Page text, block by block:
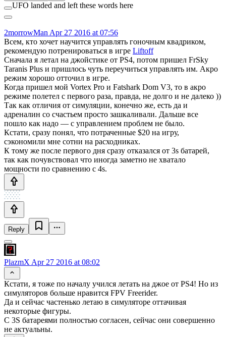
UFO landed and left these words here
2morrowMan Apr 27 2016 at 07:56
Всем, кто хочет научится управлять гоночным квадриком,
рекомендую потренироваться в игре Liftoff
Сначала я летал на джойстике от PS4, потом пришел FrSky
Taranis Plus и пришлось чуть переучиться управлять им. Акро
режим хорошо отточил в игре.
Когда пришел мой Vortex Pro и Fatshark Dom V3, то в акро
режиме полетел с первого раза, правда, не долго и не далеко ))
Так как отличия от симуляции, конечно же, есть да и
адреналин со счастьем просто зашкаливали. Дальше все
пошло как надо — с управлением проблем не было.
Кстати, сразу понял, что потраченные $20 на игру,
сэкономили мне сотни на расходниках.
К тому же после первого дня сразу отказался от 3s батарей,
так как почувствовал что иногда заметно не хватало
мощности по сравнению с 4s.
Reply
PlazmX Apr 27 2016 at 08:02
Кстати, я тоже по началу учился летать на джое от PS4! Но из
симуляторов больше нравится FPV Freerider.
Да и сейчас частенько летаю в симуляторе оттачивая
некоторые фигуры.
С 3S батареями полностью согласен, сейчас они совершенно
не актуальны.